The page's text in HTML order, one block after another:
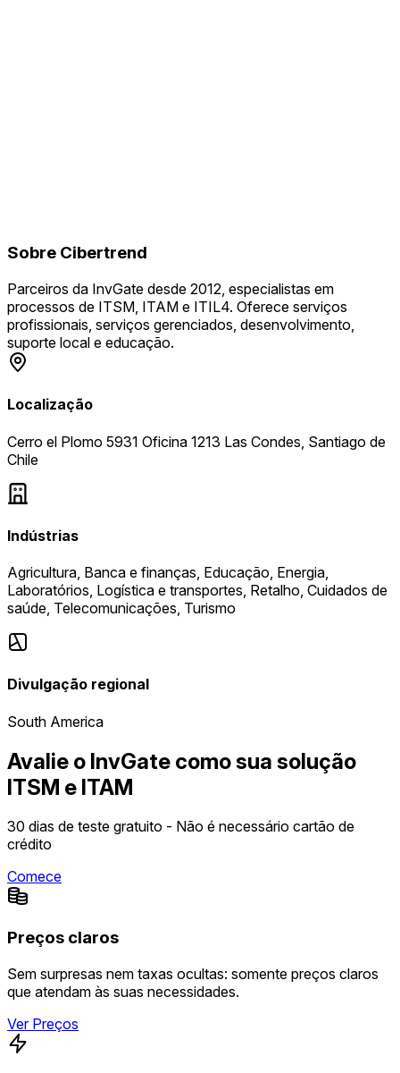
Sobre Cibertrend
Parceiros da InvGate desde 2012, especialistas em
processos de ITSM, ITAM e ITIL4. Oferece serviços
profissionais, serviços gerenciados, desenvolvimento,
suporte local e educação.
Localização
Cerro el Plomo 5931 Oficina 1213 Las Condes, Santiago de
Chile
Indústrias
Agricultura, Banca e finanças, Educação, Energia,
Laboratórios, Logística e transportes, Retalho, Cuidados de
saúde, Telecomunicações, Turismo
Divulgação regional
South America
Avalie o InvGate como sua solução
ITSM e ITAM
30 dias de teste gratuito - Não é necessário cartão de
crédito
Comece
Preços claros
Sem surpresas nem taxas ocultas: somente preços claros
que atendam às suas necessidades.
Ver Preços